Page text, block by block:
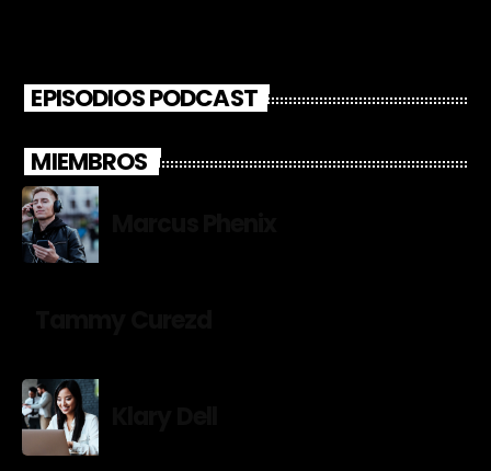
EPISODIOS PODCAST
MIEMBROS